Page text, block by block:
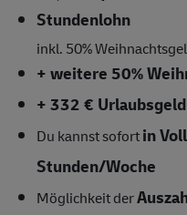
Stundenlohn
inkl. 50%
+ weitere 50%
+ 332 € Urlaubsgeld
Du kannst sofortin
Stunden/Woche
Möglichkeit der